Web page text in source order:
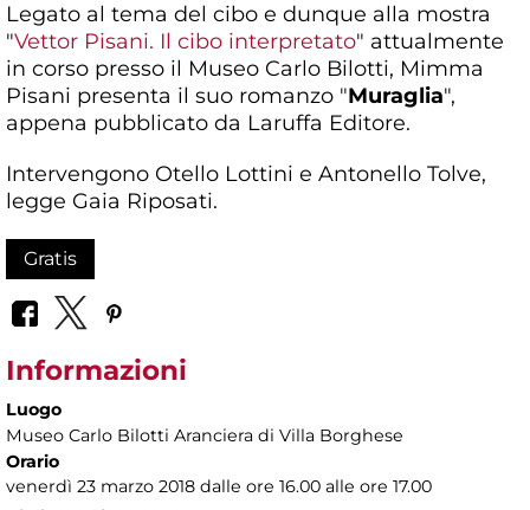
Legato al tema del cibo e dunque alla mostra
"Vettor Pisani. Il cibo interpretato" attualmente
in corso presso il Museo Carlo Bilotti, Mimma
Pisani presenta il suo romanzo "Muraglia",
appena pubblicato da Laruffa Editore.
Intervengono Otello Lottini e Antonello Tolve,
legge Gaia Riposati.
Gratis
Informazioni
Luogo
Museo Carlo Bilotti Aranciera di Villa Borghese
Orario
venerdì 23 marzo 2018 dalle ore 16.00 alle ore 17.00